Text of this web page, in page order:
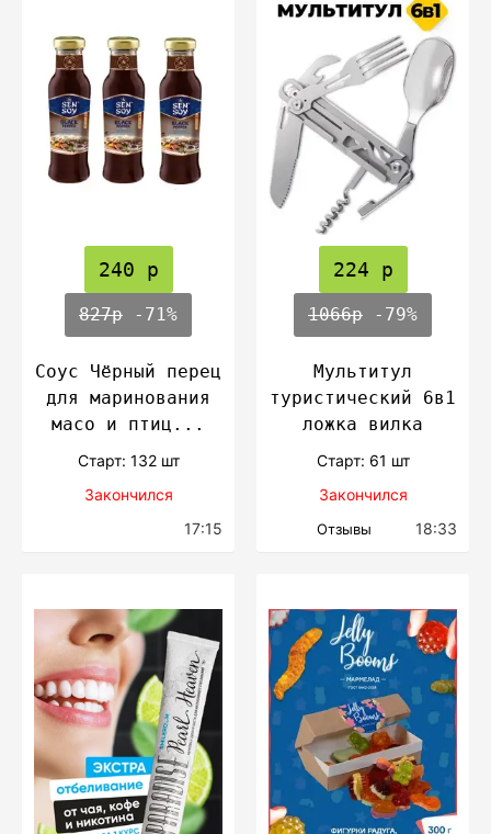
240 р
827р -71%
Соус Чёрный перец
для маринования
масо и птиц...
Cтарт: 132 шт
Закончился
17:15
224 р
1066р -79%
Мультитул
туристический 6в1
ложка вилка
Cтарт: 61 шт
Закончился
Отзывы 18:33